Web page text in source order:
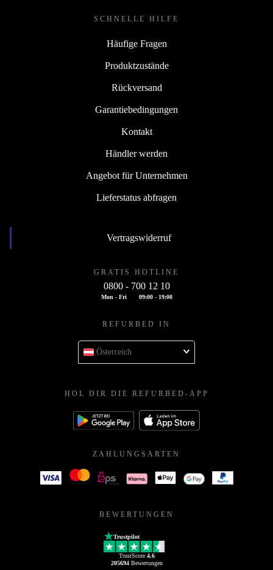
SCHNELLE HILFE
Häufige Fragen
Produktzustände
Rückversand
Garantiebedingungen
Kontakt
Händler werden
Angebot für Unternehmen
Lieferstatus abfragen
Vertragswiderruf
GRATIS HOTLINE
0800 - 700 12 10
Mon - Fri 09:00 - 19:00
REFURBED IN
Österreich
HOL DIR DIE REFURBED-APP
ZAHLUNGSARTEN
BEWERTUNGEN
Trustpilot
TrustScore 4.6
205694Bewertungen